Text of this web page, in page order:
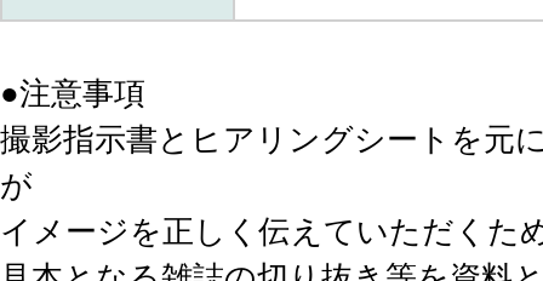
●注意事項
撮影指示書とヒアリングシートを元
が
イメージを正しく伝えていただくた